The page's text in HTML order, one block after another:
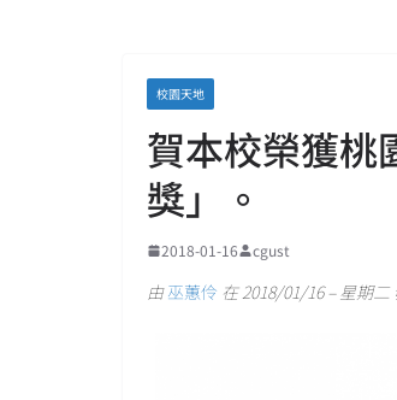
校園天地
賀本校榮獲桃
獎」。
2018-01-16 cgust
由巫蕙伶 在 2018/01/16 – 星期二